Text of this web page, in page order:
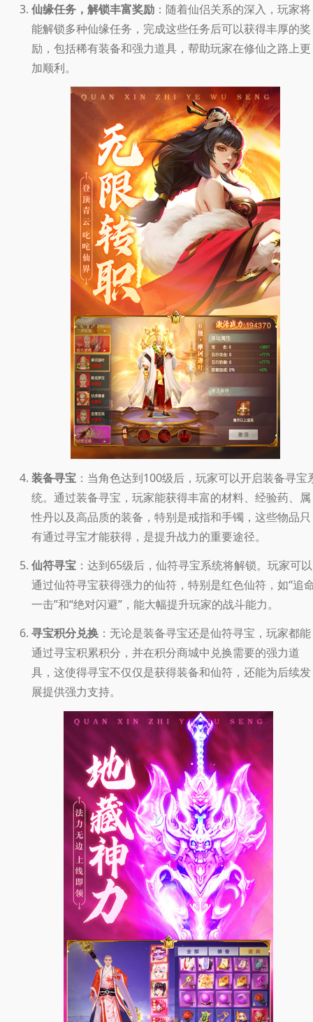
仙缘任务，解锁丰富奖励 ：随着仙侣关系的深入，玩家将
能解锁多种仙缘任务，完成这些任务后可以获得丰厚的奖
励，包括稀有装备和强力道具，帮助玩家在修仙之路上更
加顺利。
装备寻宝 ：当角色达到100级后，玩家可以开启装备寻宝
统。通过装备寻宝，玩家能获得丰富的材料、经验药、属
性丹以及高品质的装备，特别是戒指和手镯，这些物品只
有通过寻宝才能获得，是提升战力的重要途径。
仙符寻宝 ：达到65级后，仙符寻宝系统将解锁。玩家可以
通过仙符寻宝获得强力的仙符，特别是红色仙符，如“追
一击”和“绝对闪避”，能大幅提升玩家的战斗能力。
寻宝积分兑换 ：无论是装备寻宝还是仙符寻宝，玩家都能
通过寻宝积累积分，并在积分商城中兑换需要的强力道
具，这使得寻宝不仅仅是获得装备和仙符，还能为后续发
展提供强力支持。